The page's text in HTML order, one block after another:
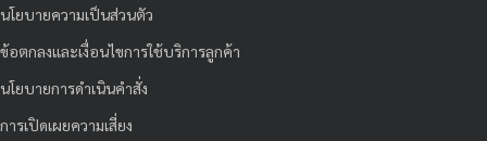
นโยบายความเป็นส่วนตัว
ข้อตกลงและเงื่อนไขการใช้บริการลูกค้า
นโยบายการดำเนินคำสั่ง
การเปิดเผยความเสี่ยง